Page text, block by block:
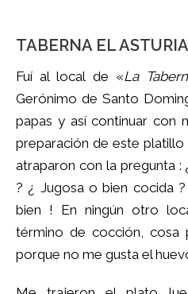
TABERNA EL
Fuí al local de «La
Gerónimo de Santo
papas y así continuar con
preparación de este
atraparon con la pregunta
? ¿ Jugosa o bien cocida
bien ! En ningún otro
término de cocción, cosa
porque no me gusta el